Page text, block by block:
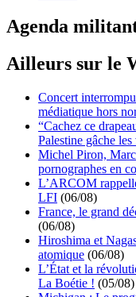
Agenda
Ailleurs sur le
Concert
médiatique hors
“Cachez ce
Palestine gâche
Michel Piron,
pornographes en
L’ARCOM
LFI (06/08)
France, le grand
(06/08)
Hiroshima et
atomique (06/08)
L’État et la
La Boétie ! (05/08)